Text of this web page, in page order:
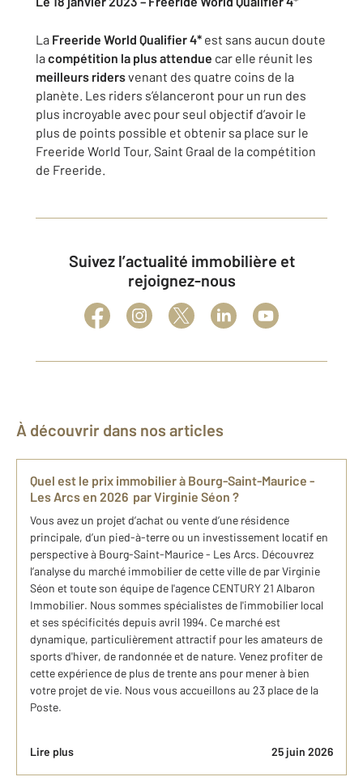
La Freeride World Qualifier 4* est sans aucun doute
la compétition la plus attendue car elle réunit les
meilleurs ridersvenant des quatre coins de la
planète. Les riders s’élanceront pour un run des
plus incroyable avec pour seul objectif d’avoir le
plus de points possible et obtenir sa place sur le
Freeride World Tour, Saint Graal de la compétition
de Freeride.
Suivez l’actualité immobilière et
rejoignez-nous
À découvrir dans nos articles
Quel est le prix immobilier à Bourg-Saint-Maurice -
Les Arcs en 2026 par Virginie Séon ?
Vous avez un projet d’achat ou vente d’une résidence
principale, d’un pied-à-terre ou un investissement locatif en
perspective à Bourg-Saint-Maurice - Les Arcs. Découvrez
l’analyse du marché immobilier de cette ville de par Virginie
Séon et toute son équipe de l'agence CENTURY 21 Albaron
Immobilier. Nous sommes spécialistes de l'immobilier local
et ses spécificités depuis avril 1994. Ce marché est
dynamique, particulièrement attractif pour les amateurs de
sports d'hiver, de randonnée et de nature. Venez profiter de
cette expérience de plus de trente ans pour mener à bien
votre projet de vie. Nous vous accueillons au 23 place de la
Poste.
Lire plus 25 juin 2026